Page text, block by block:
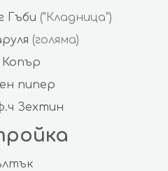
Гъби ("Кладница")
(голяма)
Копър
пипер
Зехтин